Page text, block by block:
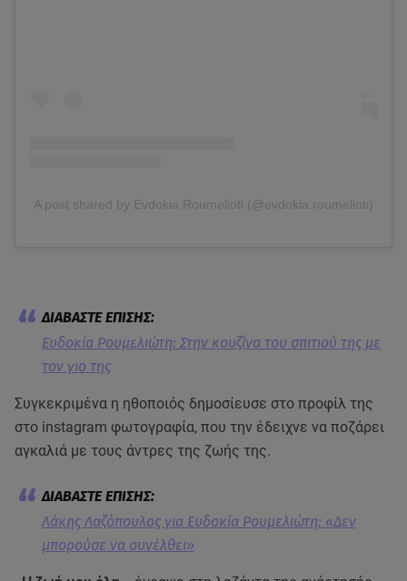
A post shared by Evdokia Roumelioti (@evdokia.roumelioti)
Ευδοκία Ρουμελιώτη: Στην κουζίνα του σπιτιού της με
τον γιο της
Συγκεκριμένα η ηθοποιός δημοσίευσε στο προφίλ της
στο instagram φωτογραφία, που την έδειχνε να ποζάρει
αγκαλιά με τους άντρες της ζωής της.
Λάκης Λαζόπουλος για Ευδοκία Ρουμελιώτη: «Δεν
μπορούσε να συνέλθει»